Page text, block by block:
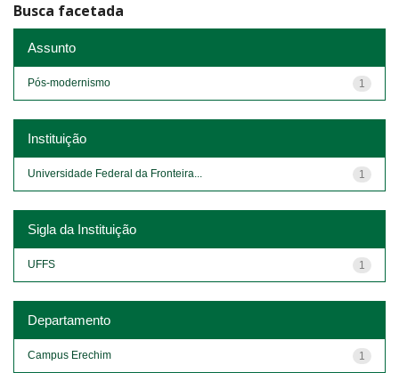
Busca facetada
Assunto
1
Pós-modernismo
Instituição
1
Universidade Federal da Fronteira...
Sigla da Instituição
1
UFFS
Departamento
1
Campus Erechim